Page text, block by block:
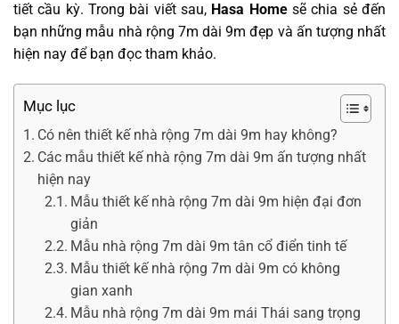
tiết cầu kỳ. Trong bài viết sau, Hasa Homesẽ chia sẻ đến
bạn những mẫu nhà rộng 7m dài 9m đẹp và ấn tượng nhất
hiện nay để bạn đọc tham khảo.
Mục lục
Có nên thiết kế nhà rộng 7m dài 9m hay không?
Các mẫu thiết kế nhà rộng 7m dài 9m ấn tượng nhất
hiện nay
Mẫu thiết kế nhà rộng 7m dài 9m hiện đại đơn
giản
Mẫu nhà rộng 7m dài 9m tân cổ điển tinh tế
Mẫu thiết kế nhà rộng 7m dài 9m có không
gian xanh
Mẫu nhà rộng 7m dài 9m mái Thái sang trọng